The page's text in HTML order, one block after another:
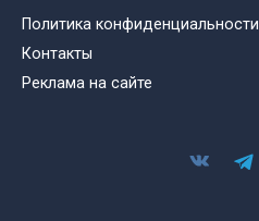
Политика конфиденциальности
Контакты
Реклама на сайте